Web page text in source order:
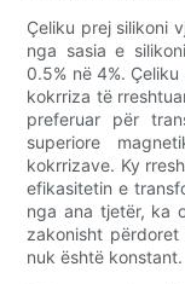
Çeliku prej silikoni
nga sasia e
0.5% në 4%.
kokrriza të
preferuar për
superiore
kokrrizave. Ky
efikasitetin e
nga ana tjetër, ka
zakonisht
nuk është konstant.